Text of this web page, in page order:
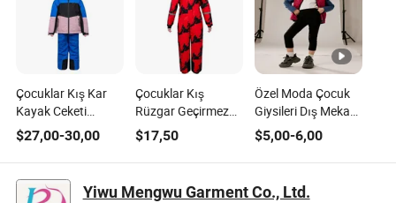
Çocuklar Kış Kar
Kayak Ceketi
Rüzgar Geçirmez
Kar Tulumu Dış
Mekan Spor Kayak
Kıyafeti
$27,00-30,00
Çocuklar Kış
Rüzgar Geçirmez
Ceket Dış Mekan
Spor Giysisi Su
Geçirmez Sıcak
$17,50
Özel Moda Çocuk
Giysileri Dış Mekan
Rüzgar Geçirmez
Çocuk Ceketleri
Spor Giyimi için
$5,00-6,00
Yiwu Mengwu Garment Co., Ltd.